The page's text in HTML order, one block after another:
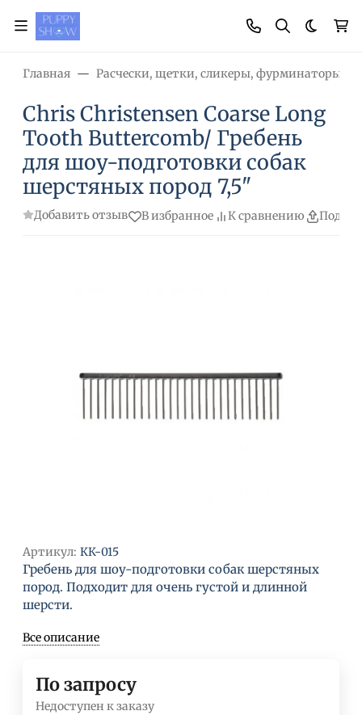
Главная Расчески, щетки, сликеры, фурминаторы,
Chris Christensen Coarse Long
Tooth Buttercomb/ Гребень
для шоу-подготовки собак
шерстяных пород 7,5"
Добавить отзыв В избранное К сравнению
Артикул: КК-015
Гребень для шоу-подготовки собак шерстяных
пород. Подходит для очень густой и длинной
шерсти.
Все описание
По запросу
Недоступен к заказу